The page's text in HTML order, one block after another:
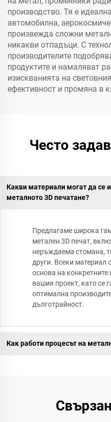
производство. Тя е
автомобилна,
произвежда сложни
никакви отпадъци. С
производителите
продуктите и намаляват
изискванията на
ефективност и промяна в
Често
Какви материали могат да се
металното 3D печатане?
Предлагаме широка
метален 3D печат,
неръждаема стомана,
други. Всеки материал
основа на конкретните
вашия проект, като се
оптимална
дълготрайност.
Как работи процесът на